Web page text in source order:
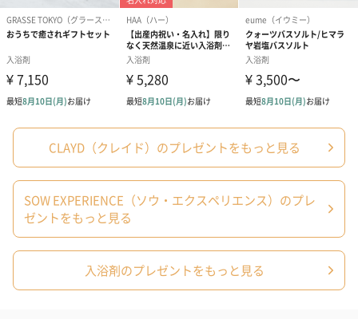
メッセージカードや封筒のデザインは一部変更する場合がありま
す。
写真付きメッセージカ
ード（680円）
写真付きメッセージカ
ード（Thank you）ピ
【誕生日】
Birthday ホワ
ラッピング
CLAYD（クレイド）のプレゼントをもっと見る
SOW EXPERIENCE（ソウ・エクスペリエンス）のプレ
ゼントをもっと見る
入浴剤のプレゼントをもっと見る